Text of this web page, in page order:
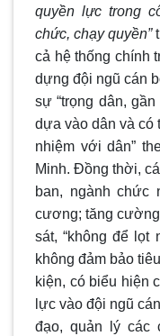
quyền lực trong
chức, chạy quyền”
cả hệ thống chính
dựng đội ngũ cán
sự “trọng dân,
dựa vào dân và có
nhiệm với dân”
Minh. Đồng thời,
ban, ngành chức
cương; tăng
sát, “không để lọt
không đảm bảo
kiện, có biểu hiện
lực vào đội ngũ
đạo, quản lý các